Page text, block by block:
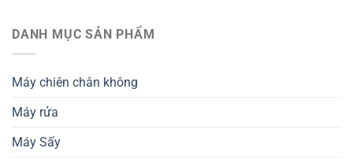
DANH MỤC SẢN PHẨM
Máy chiên chân không
Máy rửa
Máy Sấy